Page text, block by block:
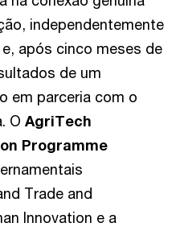
independentemente
após cinco meses de
de um
em parceria com o
O AgriTech
Programme
Trade and
Innovation e a